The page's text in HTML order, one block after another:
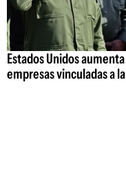
Estados Unidos
empresas vinculadas a